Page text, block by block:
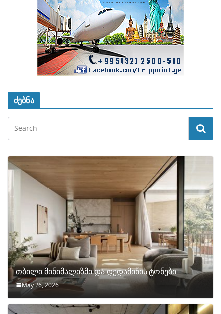
ძებნა
თბილი მინიმალიზმი და დედამიწის ტონები
May 26, 2026